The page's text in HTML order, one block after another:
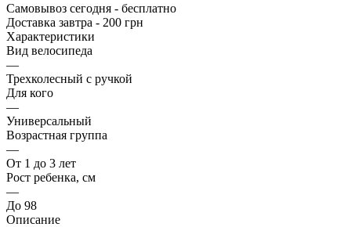
Самовывоз сегодня - бесплатно
Доставка завтра - 200 грн
Характеристики
Вид велосипеда
—
Трехколесный с ручкой
Для кого
—
Универсальный
Возрастная группа
—
От 1 до 3 лет
Рост ребенка, см
—
До 98
Описание